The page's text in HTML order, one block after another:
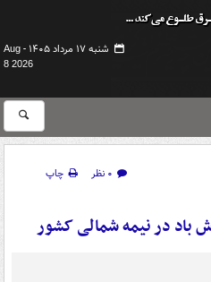
شنبه ۱۷ مرداد ۱۴۰۵ -
Aug
8 2026
۰ نظر
چاپ
باد در نیمه شمالی کشور